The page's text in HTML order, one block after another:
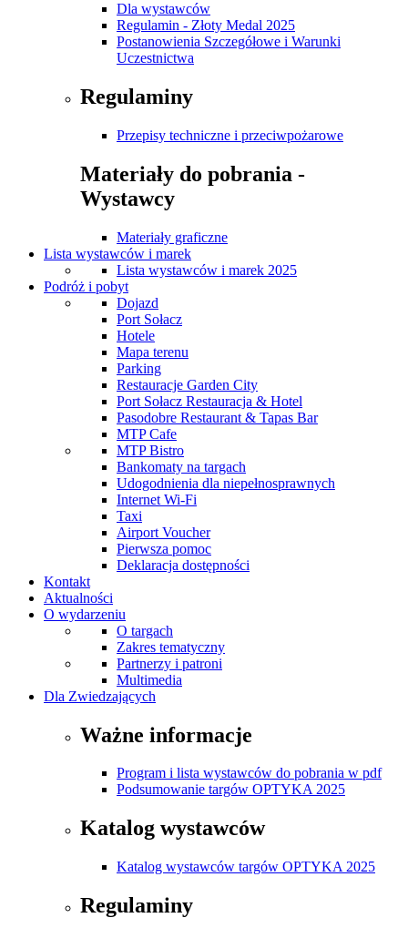
Dla wystawców
Regulamin - Złoty Medal 2025
Postanowienia Szczegółowe i Warunki
Uczestnictwa
Regulaminy
Przepisy techniczne i przeciwpożarowe
Materiały do pobrania -
Wystawcy
Materiały graficzne
Lista wystawców i marek
Lista wystawców i marek 2025
Podróż i pobyt
Dojazd
Port Sołacz
Hotele
Mapa terenu
Parking
Restauracje Garden City
Port Sołacz Restauracja & Hotel
Pasodobre Restaurant & Tapas Bar
MTP Cafe
MTP Bistro
Bankomaty na targach
Udogodnienia dla niepełnosprawnych
Internet Wi-Fi
Taxi
Airport Voucher
Pierwsza pomoc
Deklaracja dostępności
Kontakt
Aktualności
O wydarzeniu
O targach
Zakres tematyczny
Partnerzy i patroni
Multimedia
Dla Zwiedzających
Ważne informacje
Program i lista wystawców do pobrania w pdf
Podsumowanie targów OPTYKA 2025
Katalog wystawców
Katalog wystawców targów OPTYKA 2025
Regulaminy